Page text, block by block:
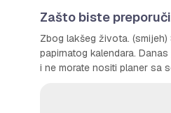
Zašto biste
Zbog lakšeg života.
papirnatog kalendara.
i ne morate nositi planer sa